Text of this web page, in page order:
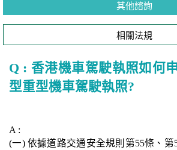
其他諮詢
相關法規
Q : 香港機車駕駛執照如何
型重型機車駕駛執照?
A :
(一) 依據道路交通安全規則第55條、第